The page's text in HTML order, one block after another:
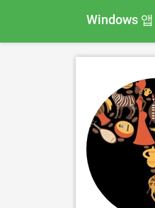
Windows 앱